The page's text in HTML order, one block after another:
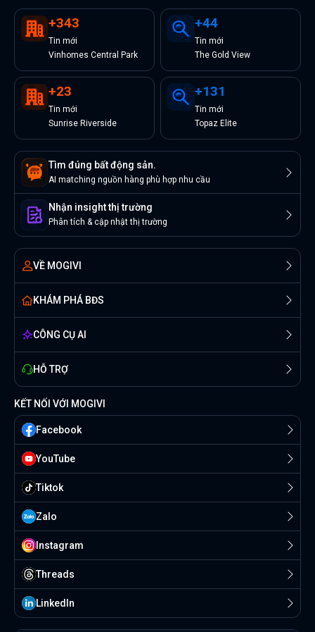
+343
Tin mới
Vinhomes Central Park
+44
Tin mới
The Gold View
+23
Tin mới
Sunrise Riverside
+131
Tin mới
Topaz Elite
Tìm đúng bất động sản.
AI matching nguồn hàng phù hợp nhu cầu
Nhận insight thị trường
Phân tích & cập nhật thị trường
VỀ MOGIVI
KHÁM PHÁ BĐS
CÔNG CỤ AI
HỖ TRỢ
KẾT NỐI VỚI MOGIVI
Facebook
YouTube
Tiktok
Zalo
Instagram
Threads
Linkedln